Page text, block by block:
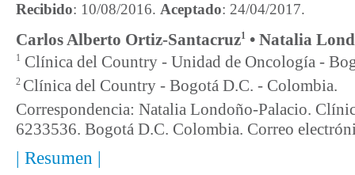
Recibido: 10/08/2016. Aceptado: 24/04/2017.
Carlos Alberto Ortiz-Santacruz1 • Natalia
1 Clínica del Country - Unidad de Oncología -
2 Clínica del Country - Bogotá D.C. - Colombia.
Correspondencia: Natalia Londoño-Palacio.
6233536. Bogotá D.C. Colombia. Correo
| Resumen |